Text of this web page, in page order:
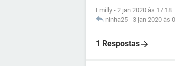
Emilly - 2 jan 2020 às 17:18
ninha25 - 3 jan 2020 às
1 Respostas